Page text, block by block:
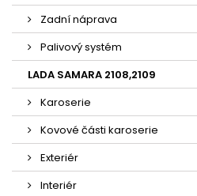
Zadní náprava
Palivový systém
LADA SAMARA 2108,2109
Karoserie
Kovové části karoserie
Exteriér
Interiér